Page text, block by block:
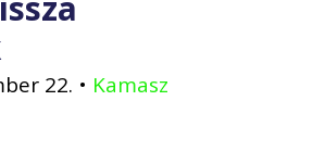
22. • Kamasz